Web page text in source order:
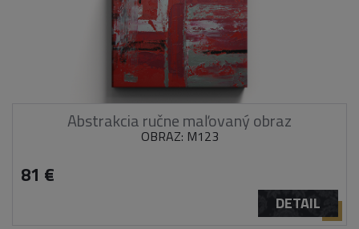
Abstrakcia ručne maľovaný obraz
OBRAZ: M123
81 €
DETAIL